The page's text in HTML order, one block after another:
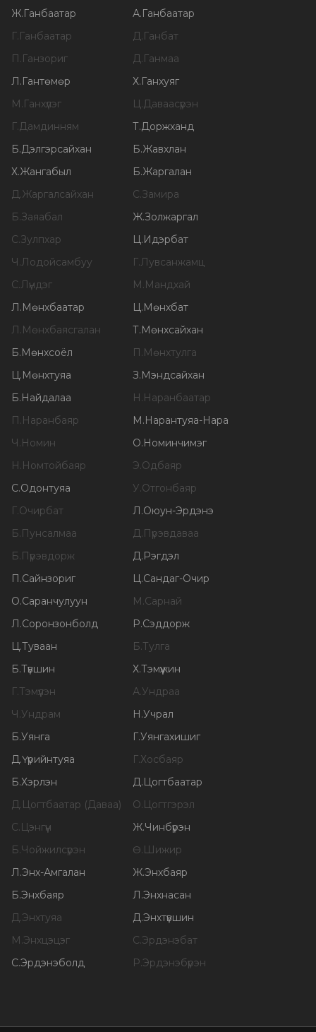
Ж.Ганбаатар А.Ганбаатар
Г.Ганбаатар Д.Ганбат
П.Ганзориг Д.Ганмаа
Л.Гантөмөр Х.Ганхуяг
М.Ганхүлэг Ц.Даваасүрэн
Г.Дамдинням Т.Доржханд
Б.Дэлгэрсайхан Б.Жавхлан
Х.Жангабыл Б.Жаргалан
Д.Жаргалсайхан С.Замира
Б.Заяабал Ж.Золжаргал
С.Зулпхар Ц.Идэрбат
Ч.Лодойсамбуу Г.Лувсанжамц
С.Лүндэг М.Мандхай
Л.Мөнхбаатар Ц.Мөнхбат
Л.Мөнхбаясгалан Т.Мөнхсайхан
Б.Мөнхсоёл П.Мөнхтулга
Ц.Мөнхтуяа З.Мэндсайхан
Б.Найдалаа Н.Наранбаатар
П.Наранбаяр М.Нарантуяа-Нара
Ч.Номин О.Номинчимэг
Н.Номтойбаяр Э.Одбаяр
С.Одонтуяа У.Отгонбаяр
Г.Очирбат Л.Оюун-Эрдэнэ
Б.Пунсалмаа Д.Пүрэвдаваа
Б.Пүрэвдорж Д.Рэгдэл
П.Сайнзориг Ц.Сандаг-Очир
О.Саранчулуун М.Сарнай
Л.Соронзонболд Р.Сэддорж
Ц.Туваан Б.Тулга
Б.Түвшин Х.Тэмүүжин
Г.Тэмүүлэн А.Ундраа
Ч.Ундрам Н.Учрал
Б.Уянга Г.Уянгахишиг
Д.Үүрийнтуяа Г.Хосбаяр
Б.Хэрлэн Д.Цогтбаатар
Д.Цогтбаатар (Даваа) О.Цогтгэрэл
С.Цэнгүүн Ж.Чинбүрэн
Б.Чойжилсүрэн Ө.Шижир
Л.Энх-Амгалан Ж.Энхбаяр
Б.Энхбаяр Л.Энхнасан
Д.Энхтуяа Д.Энхтүвшин
М.Энхцэцэг С.Эрдэнэбат
С.Эрдэнэболд Р.Эрдэнэбүрэн